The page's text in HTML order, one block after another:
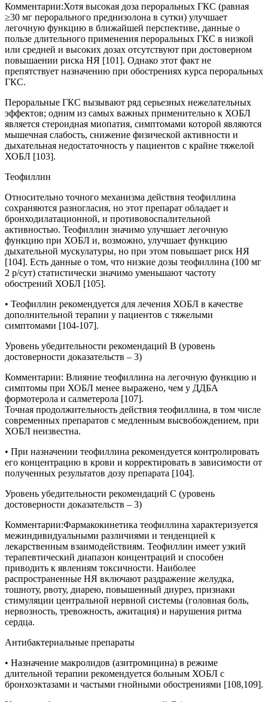
Комментарии:Хотя высокая доза пероральных ГКС (равная
≥30 мг перорального преднизолона в сутки) улучшает
легочную функцию в ближайшей перспективе, данные о
пользе длительного применения пероральных ГКС в низкой
или средней и высоких дозах отсутствуют при достоверном
повышаении риска НЯ [101]. Однако этот факт не
препятствует назначению при обострениях курса пероральных
ГКС.
Пероральные ГКС вызывают ряд серьезных нежелательных
эффектов; одним из самых важных применительно к ХОБЛ
является стероидная миопатия, симптомами которой являются
мышечная слабость, снижение физической активности и
дыхательная недостаточность у пациентов с крайне тяжелой
ХОБЛ [103].
Теофиллин
Относительно точного механизма действия теофиллина
сохраняются разногласия, но этот препарат обладает и
бронходилатационной, и противовоспалительной
активностью. Теофиллин значимо улучшает легочную
функцию при ХОБЛ и, возможно, улучшает функцию
дыхательной мускулатуры, но при этом повышает риск НЯ
[104]. Есть данные о том, что низкие дозы теофиллина (100 мг
2 р/сут) статистически значимо уменьшают частоту
обострений ХОБЛ [105].
• Теофиллин рекомендуется для лечения ХОБЛ в качестве
дополнительной терапии у пациентов с тяжелыми
симптомами [104-107].
Уровень убедительности рекомендаций В (уровень
достоверности доказательств – 3)
Комментарии: Влияние теофиллина на легочную функцию и
симптомы при ХОБЛ менее выражено, чем у ДДБА
формотерола и салметерола [107].
Точная продолжительность действия теофиллина, в том числе
современных препаратов с медленным высвобождением, при
ХОБЛ неизвестна.
• При назначении теофиллина рекомендуется контролировать
его концентрацию в крови и корректировать в зависимости от
полученных результатов дозу препарата [104].
Уровень убедительности рекомендаций С (уровень
достоверности доказательств – 3)
Комментарии:Фармакокинетика теофиллина характеризуется
межиндивидуальными различиями и тенденцией к
лекарственным взаимодействиям. Теофиллин имеет узкий
терапевтический диапазон концентраций и способен
приводить к явлениям токсичности. Наиболее
распространенные НЯ включают раздражение желудка,
тошноту, рвоту, диарею, повышенный диурез, признаки
стимуляции центральной нервной системы (головная боль,
нервозность, тревожность, ажитация) и нарушения ритма
сердца.
Антибактериальные препараты
• Назначение макролидов (азитромицина) в режиме
длительной терапии рекомендуется больным ХОБЛ с
бронхоэктазами и частыми гнойными обострениями [108,109].